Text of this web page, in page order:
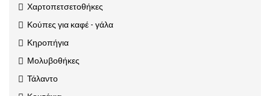
Χαρτοπετσετοθήκες
Κούπες για καφέ - γάλα
Κηροπήγια
Μολυβοθήκες
Τάλαντο